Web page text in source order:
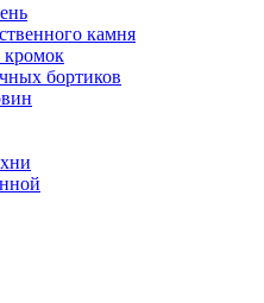
камня
кромок
бортиков